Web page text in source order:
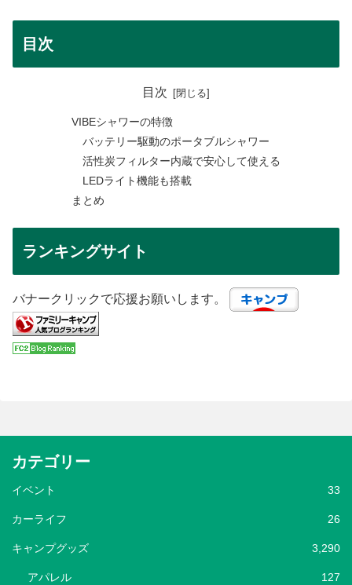
目次
目次
VIBEシャワーの特徴
バッテリー駆動のポータブルシャワー
活性炭フィルター内蔵で安心して使える
LEDライト機能も搭載
まとめ
ランキングサイト
バナークリックで応援お願いします。
カテゴリー
イベント 33
カーライフ 26
キャンプグッズ 3,290
アパレル 127